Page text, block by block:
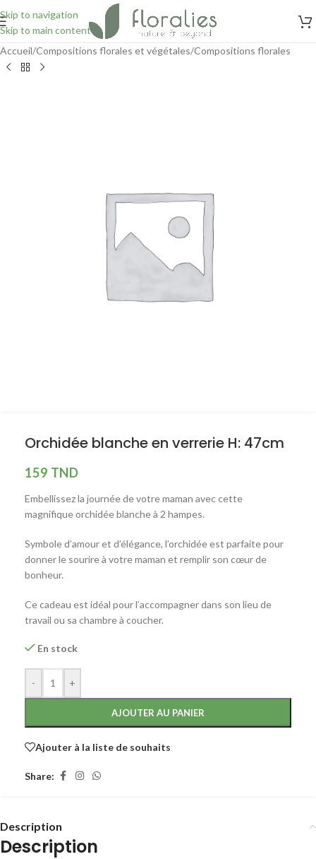
Skip to navigation
Skip to main content
Accueil/Compositions florales et végétales/Compositions florales
Orchidée blanche en verrerie H: 47cm
159 TND
Embellissez la journée de votre maman avec cette
magnifique orchidée blanche à 2 hampes.
Symbole d’amour et d’élégance, l’orchidée est parfaite pour
donner le sourire à votre maman et remplir son cœur de
bonheur.
Ce cadeau est idéal pour l’accompagner dans son lieu de
travail ou sa chambre à coucher.
En stock
- +
AJOUTER AU PANIER
Ajouter à la liste de souhaits
Share:
Description
Description